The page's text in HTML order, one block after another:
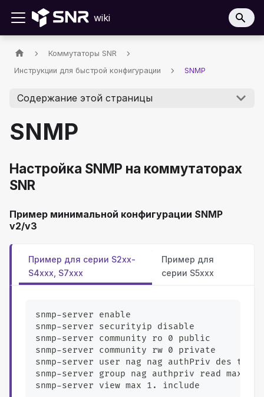
wiki
Коммутаторы SNR
Инструкции для быстрой конфигурации
SNMP
Содержание этой страницы
SNMP
Настройка SNMP на коммутаторах
SNR
Пример минимальной конфигурации SNMP
v2/v3
Пример для cерии S2xx-
S4xxx, S7xxx
Пример для
cерии S5xxx
snmp-server enable
snmp-server securityip disable
snmp-server community ro 0 public
snmp-server community rw 0 private
snmp-server user nag nag authPriv des
snmp-server group nag authpriv read max
snmp-server view max 1. include